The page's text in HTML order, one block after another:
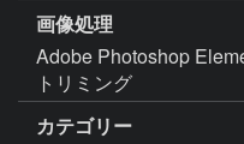
画像処理
Adobe Photoshop
トリミング
カテゴリー